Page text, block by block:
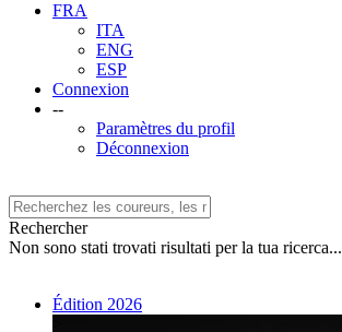
FRA
ITA
ENG
ESP
Connexion
--
Paramètres du profil
Déconnexion
Rechercher
Non sono stati trovati risultati per la tua ricerca...
Édition 2026